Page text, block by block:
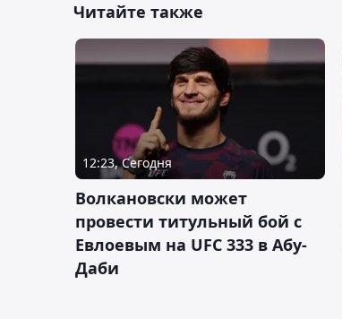
Читайте также
12:23, Сегодня
Волкановски может
провести титульный бой с
Евлоевым на UFC 333 в Абу-
Даби